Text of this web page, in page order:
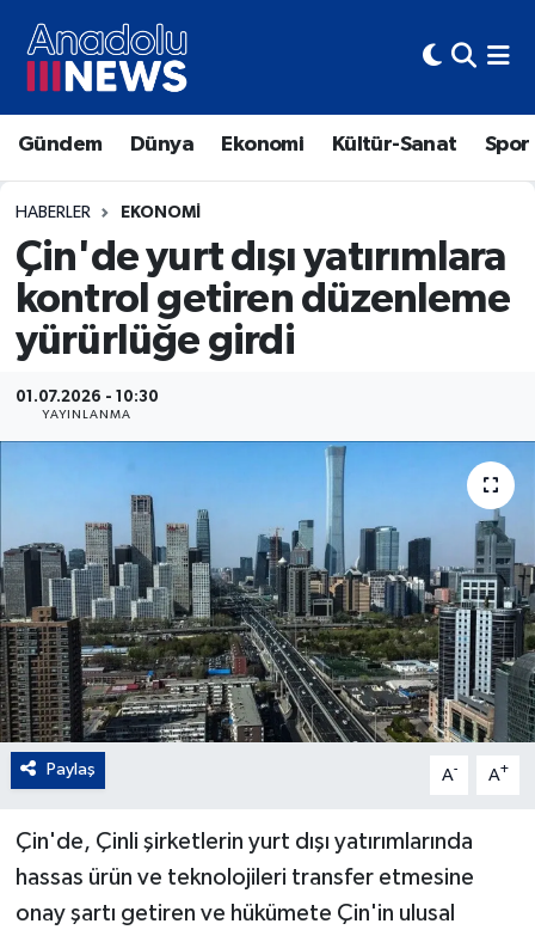
Gündem Dünya Ekonomi Kültür-Sanat Spor
HABERLER EKONOMI
Çin'de yurt dışı yatırımlara
kontrol getiren düzenleme
yürürlüğe girdi
01.07.2026 - 10:30
YAYINLANMA
Paylaş A- A+
Çin'de, Çinli şirketlerin yurt dışı yatırımlarında
hassas ürün ve teknolojileri transfer etmesine
onay şartı getiren ve hükümete Çin'in ulusal
Hava Durumu
Trafik Durumu
Süper Lig Puan Durumu ve Fikstür
Tüm Manşetler
Son Dakika Haberleri
Haber Arşivi